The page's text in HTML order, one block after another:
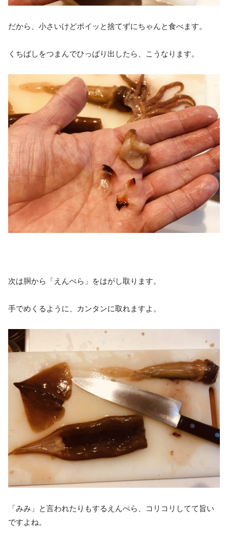
だから、小さいけどポイッと捨てずにちゃんと食べます。
くちばしをつまんでひっぱり出したら、こうなります。
次は胴から「えんぺら」をはがし取ります。
手でめくるように、カンタンに取れますよ。
「みみ」と言われたりもするえんぺら、コリコリしてて旨い
ですよね。